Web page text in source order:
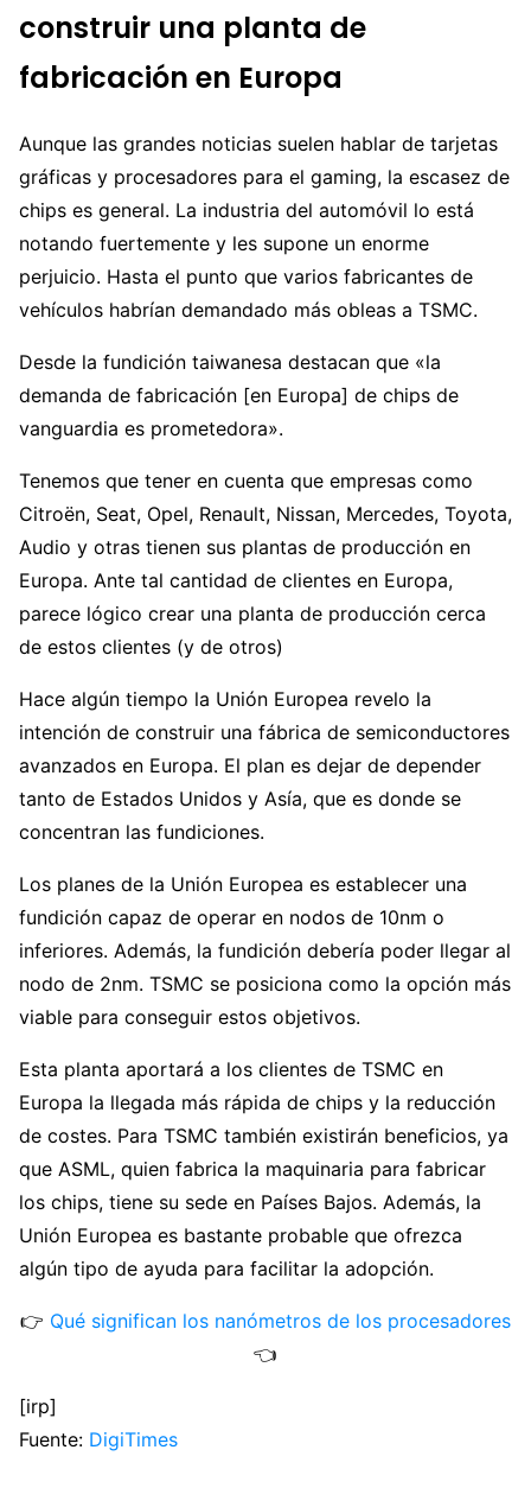
construir una planta de
fabricación en Europa
Aunque las grandes noticias suelen hablar de tarjetas
gráficas y procesadores para el gaming, la escasez de
chips es general. La industria del automóvil lo está
notando fuertemente y les supone un enorme
perjuicio. Hasta el punto que varios fabricantes de
vehículos habrían demandado más obleas a TSMC.
Desde la fundición taiwanesa destacan que «la
demanda de fabricación [en Europa] de chips de
vanguardia es prometedora».
Tenemos que tener en cuenta que empresas como
Citroën, Seat, Opel, Renault, Nissan, Mercedes, Toyota,
Audio y otras tienen sus plantas de producción en
Europa. Ante tal cantidad de clientes en Europa,
parece lógico crear una planta de producción cerca
de estos clientes (y de otros)
Hace algún tiempo la Unión Europea revelo la
intención de construir una fábrica de semiconductores
avanzados en Europa. El plan es dejar de depender
tanto de Estados Unidos y Asía, que es donde se
concentran las fundiciones.
Los planes de la Unión Europea es establecer una
fundición capaz de operar en nodos de 10nm o
inferiores. Además, la fundición debería poder llegar al
nodo de 2nm. TSMC se posiciona como la opción más
viable para conseguir estos objetivos.
Esta planta aportará a los clientes de TSMC en
Europa la llegada más rápida de chips y la reducción
de costes. Para TSMC también existirán beneficios, ya
que ASML, quien fabrica la maquinaria para fabricar
los chips, tiene su sede en Países Bajos. Además, la
Unión Europea es bastante probable que ofrezca
algún tipo de ayuda para facilitar la adopción.
👉 Qué significan los nanómetros de los procesadores
👈
[irp]
Fuente: DigiTimes